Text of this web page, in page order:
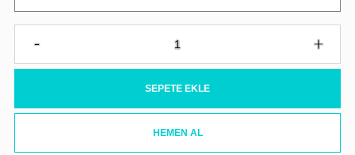
SEPETE EKLE
HEMEN AL